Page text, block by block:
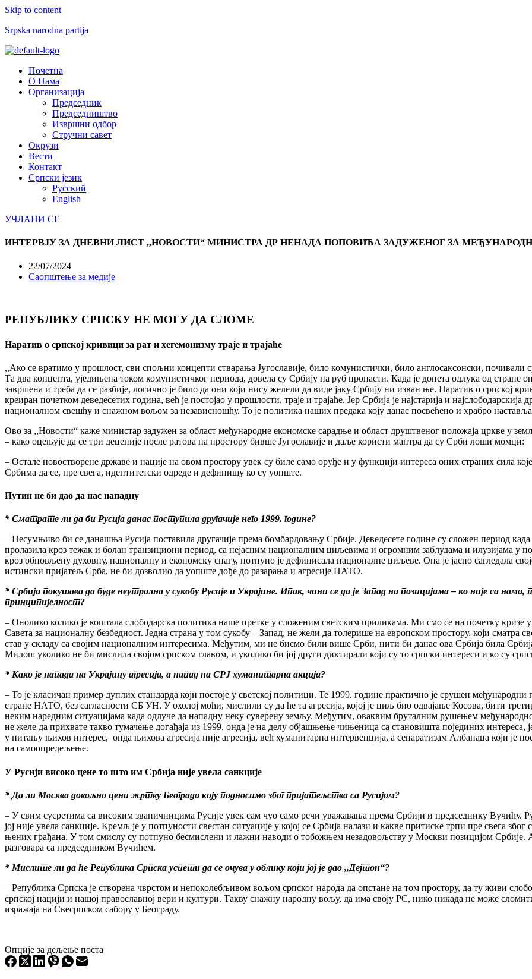
Skip to content
Srpska narodna partija
Menu
Почетна
О Нама
Организација
Председник
Председништво
Извршни одбор
Стручни савет
Окрузи
Вести
Контакт
Српски језик
Русский
English
УЧЛАНИ СЕ
ИНТЕРВЈУ ЗА ДНЕВНИ ЛИСТ ,,НОВОСТИ“ МИНИСТРА ДР НЕНАДА ПОПОВИЋА ЗАДУЖЕНОГ ЗА
22/07/2024
Саопштење за медије
РЕПУБЛИКУ СРПСКУ НЕ МОГУ ДА СЛОМЕ
Наратив о српској кривици за рат и хегемонизму траје и трајаће
,,Ако се вратимо у прошлост, сви спољни концепти стварања Југославије, било комунистички, било англосаксонски, почивали
Та два концепта, уједињена током комунистичког периода, довела су Србију на руб пропасти. Када је донета одлука од стране
завршена и треба да се разбије, логично је било да они који нису желели да виде јаку Србију ни изван ње. Наратив о српској
креиран почетком деведесетих година, већ је постојао у прошлости, траје и трајаће. Јер Србија је најстарија и
националном свешћу и снажном вољом за независношћу. То је политика наших предака коју данас посвећено и храбро
Ово за ,,Новости“ каже министар задужен за област међународне економске сарадње и област друштвеног положаја цркве у
– како оцењује да се три деценије после ратова на простору бивше Југославије и даље користи мантра да су Срби лоши момци:
– Остале новостворене државе и нације на овом простору увек су биле само оруђе и у функцији интереса оних страних сила
Србима да се, пре свега, идентитетски одреде и дефинишу ко су уопште.
Путин не би дао да нас нападну
* Сматрате ли да би Русија данас поступила другачије него 1999. године?
– Несумњиво би се данашња Русија поставила другачије према бомбардовању Србије. Деведесете године су сложен период
пролазила кроз тежак и болан транзициони период, са нејасним националним циљевима и огромним заблудама и илузијама у
кроз обновљену духовну, националну и економску снагу, потпуно је дефинисала националне циљеве. Она је јасно сагледала
истински пријатељ Срба, не би дозволио да уопште дође до разарања и агресије НАТО.
* Србија покушава да буде неутрална у сукобу Русије и Украјине. Ипак, чини се да је Запад на позицијама – ко није са
принципијелност?
– Онолико колико је коштала слободарска политика наше претке у сложеним светским приликама. Ми смо се на почетку кризе
Савета за националну безбедност. Једна страна у том сукобу – Запад, не жели да толерише на европском простору, који сматра
став у складу са својим националним интересима. Међутим, ми не бисмо били више Срби, нити би данас ова Србија била
Милош уколико не би мислила својом српском главом, и уколико би јој други диктирали који су то српски интереси и ко су
* Како је напада на Украјину агресија, а напад на СРЈ хуманитарна акција?
– То је класичан пример дуплих стандарда који постоје у светској политици. Те 1999. године практично је срушен међународни
стране НАТО, без сагласности СБ УН. У охолој моћи, мислили су да ће та агресија, којој је циљ био одвајање Косова, бити
неким наредним ситуацијама када одлуче да нападну неку суверену земљу. Међутим, оваквим бруталним рушењем
не желе да прихвате такво тумачење догађаја из 1999. онда је на делу објашњење чињеница са становишта појединих
у питању њихов интерес, онда њихова агресија није агресија, већ хуманитарна интервенција, а сепаратизам Албанаца који је
на самоопредељење.
У Русији високо цене то што им Србија није увела санкције
* Да ли Москва довољно цени жртву Београда коју подносимо због пријатељства са Русијом?
– У свим сусретима са високим званичницима Русије увек сам чуо само речи уважавања према Србији и председнику Вучићу.
јој није увела санкције. Кремљ је у потпуности свестан ситуације у којој се Србија налази и какве притиске трпи пре свега
њених грађана. У том смислу су потпуно бесмислени и лажни наводи о тобожњем незадовољству у Москви позицијом Србије.
разговара са председником Вучићем.
* Мислите ли да ће Република Српска успети да се очува у облику који јој је дао ,,Дејтон“?
– Република Српска је створена чврстом и непоколебљивом вољом српског народа да опстане на том простору, да ту живи
српској нацији и нашој православној вери и култури. Такву снажну народну вољу, да има своју РС, нико никада не може
изражаја на Свесрпском сабору у Београду.
Опције за дељење поста